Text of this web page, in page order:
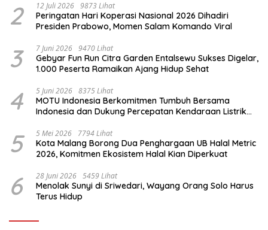
2 12 Juli 2026 9873 Lihat
Peringatan Hari Koperasi Nasional 2026 Dihadiri
Presiden Prabowo, Momen Salam Komando Viral
3 7 Juni 2026 9470 Lihat
Gebyar Fun Run Citra Garden Entalsewu Sukses Digelar,
1.000 Peserta Ramaikan Ajang Hidup Sehat
4 5 Juni 2026 8375 Lihat
MOTU Indonesia Berkomitmen Tumbuh Bersama
Indonesia dan Dukung Percepatan Kendaraan Listrik
5 5 Mei 2026 7794 Lihat
Kota Malang Borong Dua Penghargaan UB Halal Metric
2026, Komitmen Ekosistem Halal Kian Diperkuat
6 28 Juni 2026 5459 Lihat
Menolak Sunyi di Sriwedari, Wayang Orang Solo Harus
Terus Hidup